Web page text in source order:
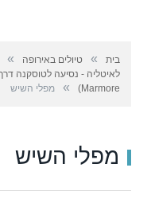
בית » טיולים באירופה »
Marmore)
» מפלי השיש
מפלי השיש